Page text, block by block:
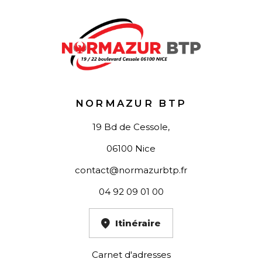
NORMAZUR BTP
19 Bd de Cessole,
06100 Nice
contact@normazurbtp.fr
04 92 09 01 00
Itinéraire
Carnet d'adresses